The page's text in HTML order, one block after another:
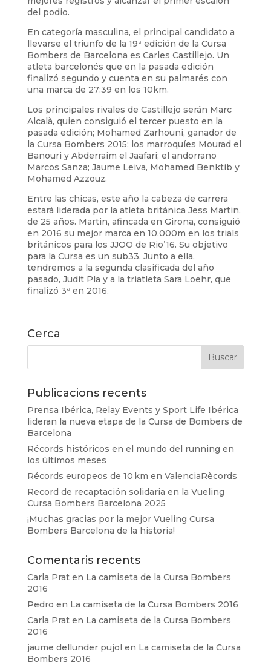
del podio.
En categoría masculina, el principal candidato a
llevarse el triunfo de la 19ª edición de la Cursa
Bombers de Barcelona es Carles Castillejo. Un
atleta barcelonés que en la pasada edición
finalizó segundo y cuenta en su palmarés con
una marca de 27:39 en los 10km.
Los principales rivales de Castillejo serán Marc
Alcalà, quien consiguió el tercer puesto en la
pasada edición; Mohamed Zarhouni, ganador de
la Cursa Bombers 2015; los marroquíes Mourad el
Banouri y Abderraim el Jaafari; el andorrano
Marcos Sanza; Jaume Leiva, Mohamed Benktib y
Mohamed Azzouz.
Entre las chicas, este año la cabeza de carrera
estará liderada por la atleta británica Jess Martin,
de 25 años. Martin, afincada en Girona, consiguió
en 2016 su mejor marca en 10.000m en los trials
británicos para los JJOO de Rio’16. Su objetivo
para la Cursa es un sub33. Junto a ella,
tendremos a la segunda clasificada del año
pasado, Judit Pla y a la triatleta Sara Loehr, que
finalizó 3ª en 2016.
Cerca
Publicacions recents
Prensa Ibérica, Relay Events y Sport Life Ibérica
lideran la nueva etapa de la Cursa de Bombers de
Barcelona
Récords históricos en el mundo del running en
los últimos meses
Récords europeos de 10 km en ValenciaRècords
Record de recaptación solidaria en la Vueling
Cursa Bombers Barcelona 2025
¡Muchas gracias por la mejor Vueling Cursa
Bombers Barcelona de la historia!
Comentaris recents
Carla Praten La camiseta de la Cursa Bombers
2016
Pedro en La camiseta de la Cursa Bombers 2016
Carla Praten La camiseta de la Cursa Bombers
2016
jaume dellunder pujol en La camiseta de la Cursa
Bombers 2016